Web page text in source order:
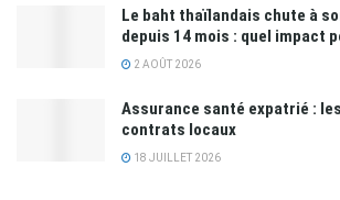
Le baht thaïlandais chute à
depuis 14 mois : quel impact
2 AOÛT 2026
Assurance santé expatrié :
contrats locaux
18 JUILLET 2026